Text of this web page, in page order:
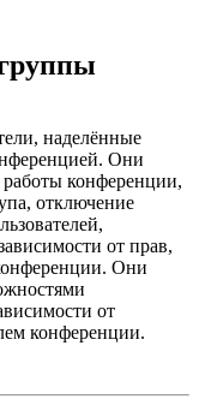
наделённые
Они
работы конференции,
отключение
от прав,
Они
от
конференции.